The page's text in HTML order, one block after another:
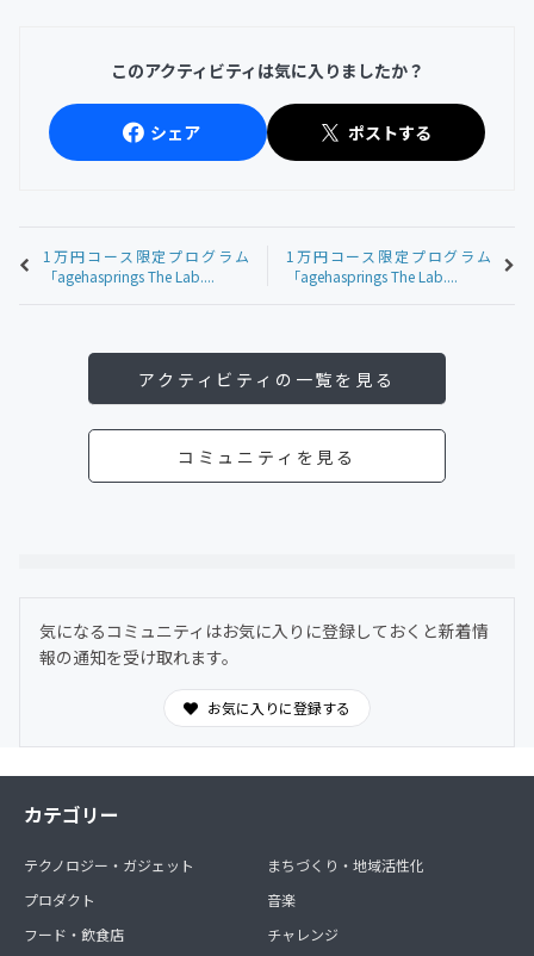
このアクティビティは気に入りましたか？
シェア ポストする
1万円コース限定プログラム
「agehasprings The Lab....
1万円コース限定プログラム
「agehasprings The Lab....
アクティビティの一覧を見る
コミュニティを見る
気になるコミュニティはお気に入りに登録しておくと新着情
報の通知を受け取れます。
お気に入りに登録する
カテゴリー
テクノロジー・ガジェット
プロダクト
フード・飲食店
まちづくり・地域活性化
音楽
チャレンジ